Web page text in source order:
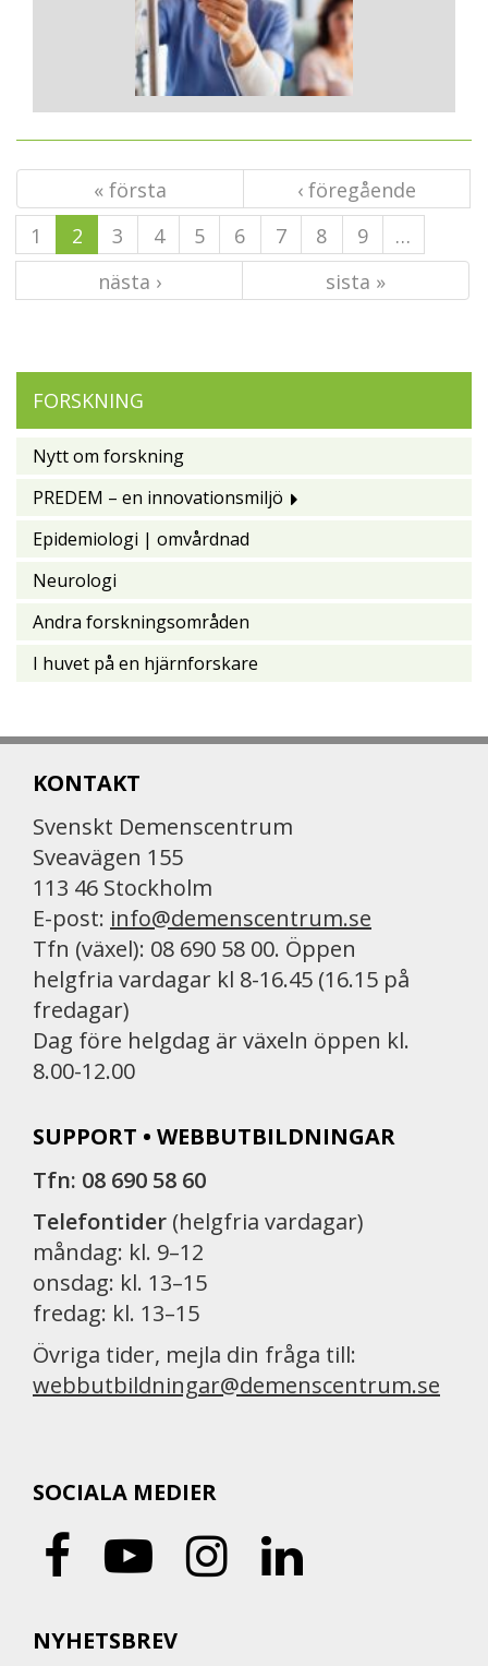
« första
‹ föregående
1
2 3 4 5 6 7 8 9
…
nästa ›
sista »
FORSKNING
Nytt om forskning
PREDEM – en innovationsmiljö
Epidemiologi | omvårdnad
Neurologi
Andra forskningsområden
I huvet på en hjärnforskare
KONTAKT
Svenskt Demenscentrum
Sveavägen 155
113 46 Stockholm
E-post: info@demenscentrum.se
Tfn (växel): 08 690 58 00. Öppen
helgfria vardagar kl 8-16.45 (16.15 på
fredagar)
Dag före helgdag är växeln öppen kl.
8.00-12.00
SUPPORT • WEBBUTBILDNINGAR
Tfn: 08 690 58 60
Telefontider (helgfria vardagar)
måndag: kl. 9–12
onsdag: kl. 13–15
fredag: kl. 13–15
Övriga tider, mejla din fråga till:
webbutbildningar@demenscentrum.se
SOCIALA MEDIER
NYHETSBREV